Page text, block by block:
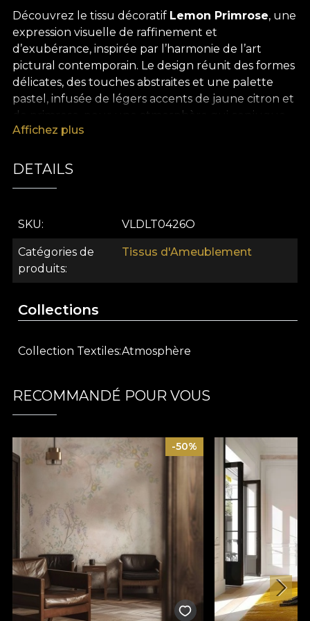
Découvrez le tissu décoratif Lemon Primrose, une
expression visuelle de raffinement et
d’exubérance, inspirée par l’harmonie de l’art
pictural contemporain. Le design réunit des formes
délicates, des touches abstraites et une palette
pastel, infusée de légers accents de jaune citron et
de primrose, pour une atmosphère qui conjugue
optimisme et élégance. Chaque détail diffuse une
en un espace mémorable et profondément
fait un allié idéal pour les projets d’aménagement
Parfait pour des rideaux qui tamisent la lumière
avec grâce, une assise élégante pour votre
pièce, des couvre-lits qui ajoutent une note de
moments passés en famille. Quel que soit votre
apporte une touche de
Issu de la collection Ambiance, ce tissu décoratif
sanctuaires urbains, baignés de sérénité et
d’optimisme. Les motifs de cette collection sont
pensés pour réveiller des souvenirs heureux et
offrir un refuge visuel face au rythme effréné du
quotidien. Chaque pièce célèbre une simplicité
sophistiquée et le mystère subtil de l’art moderne,
tout en soulignant la dimension féminine, ludique
et lumineuse de l’espace.
Tissu décoratif premium, idéal pour sublimer la
maison avec élégance
Design artistique et pastel, aux accents positifs
Affichez plus
DETAILS
SKU VLDLT0426O
Catégories de
produits
Tissus d'Ameublement
Collections
Collection Textiles Atmosphère
RECOMMANDÉ POUR VOUS
-50%